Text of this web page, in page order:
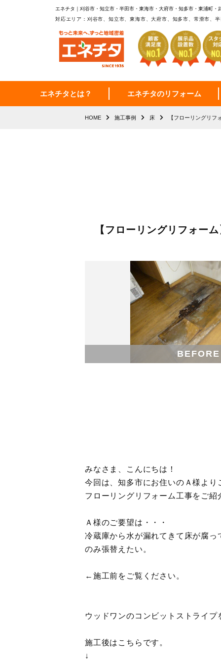
エネチタ｜刈谷市・知立市・半田市・東海市・大府市・知多市・東浦町・
対応エリア：刈谷市、知立市、東海市、大府市、知多市、常滑市、
エネチタとは？ エネチタのリフォーム
HOME 施工事例 床 【フローリングリ
【フローリングリフォ
BEFORE
みなさま、こんにちは！
今回は、知多市にお住いのＡ様より
フローリングリフォーム工事をご
Ａ様のご要望は・・・
冷蔵庫から水が漏れてきて床が腐
のみ張替えたい。
←施工前をご覧ください。
ウッドワンのコンビットストライプ
施工後はこちらです。
↓